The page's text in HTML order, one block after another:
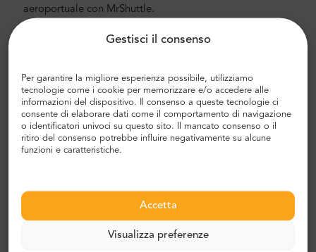
Gestisci il consenso
Per garantire la migliore esperienza possibile, utilizziamo
tecnologie come i cookie per memorizzare e/o accedere alle
informazioni del dispositivo. Il consenso a queste tecnologie ci
consente di elaborare dati come il comportamento di navigazione
o identificatori univoci su questo sito. Il mancato consenso o il
ritiro del consenso potrebbe influire negativamente su alcune
funzioni e caratteristiche.
Accetta
Visualizza preferenze
aeroportuale con MrShuttle.
Trasferimento aeroporto e città
conveniente? Prenotane uno con Mr.Shuttle, una scelta di
viaggiatori tra gli utenti di TripAdvisor. Offriamo il
trasporto porta a porta in minivan e minibus Mercedes-
Benz nuovi, moderni e confortevoli con aria condizionata.
Il nostro equipaggio è composto da piloti veterani
esperti, che parlano fluentemente inglese.
Il prezzo del trasporto aeroportuale di Mr.Shuttle è
inferiore a quello di un taxi aeroportuale. I nostri prezzi
sono fissi, senza costi nascosti. Non devi pagare in